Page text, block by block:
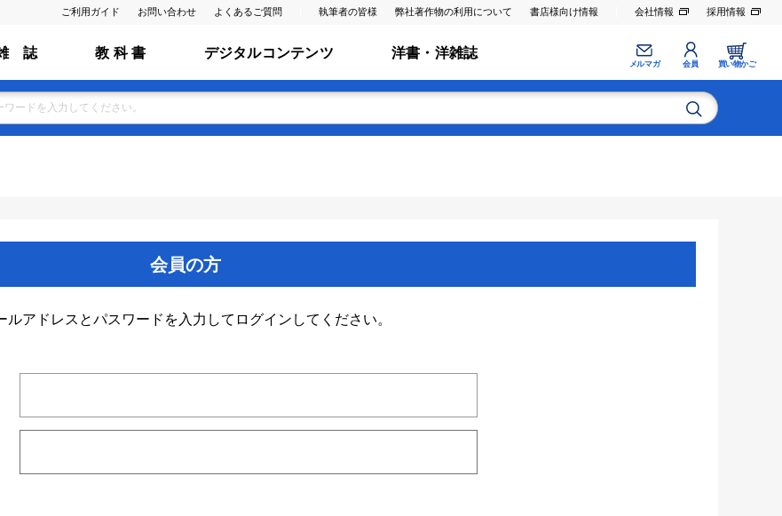
ご利用ガイド お問い合わせ よくあるご質問 執筆者の皆様 弊社著作物の利用について 書店様向け情報 会社情報 採用情報
誌 教 科 書 デジタルコンテンツ 洋書・洋雑誌
メルマガ 会員 買い物かご
会員の方
ルアドレスとパスワードを入力してログインしてください。